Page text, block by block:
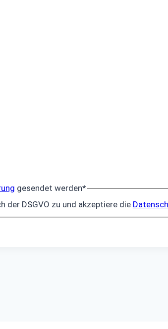
gesendet werden*
der DSGVO zu und akzeptiere die